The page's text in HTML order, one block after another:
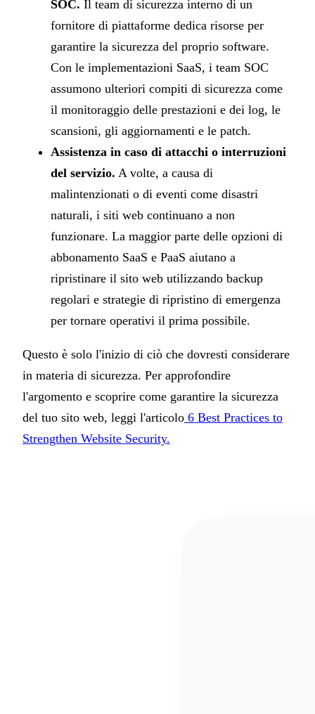
SOC. Il team di sicurezza interno di un
fornitore di piattaforme dedica risorse per
garantire la sicurezza del proprio software.
Con le implementazioni SaaS, i team SOC
assumono ulteriori compiti di sicurezza come
il monitoraggio delle prestazioni e dei log, le
scansioni, gli aggiornamenti e le patch.
Assistenza in caso di attacchi o interruzioni
del servizio. A volte, a causa di
malintenzionati o di eventi come disastri
naturali, i siti web continuano a non
funzionare. La maggior parte delle opzioni di
abbonamento SaaS e PaaS aiutano a
ripristinare il sito web utilizzando backup
regolari e strategie di ripristino di emergenza
per tornare operativi il prima possibile.
Questo è solo l'inizio di ciò che dovresti considerare
in materia di sicurezza. Per approfondire
l'argomento e scoprire come garantire la sicurezza
del tuo sito web, leggi l'articolo 6 Best Practices to
Strengthen Website Security.